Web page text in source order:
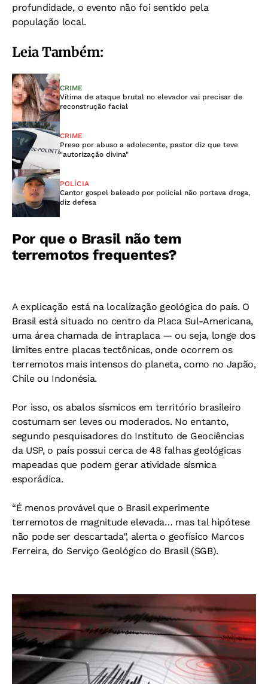
profundidade, o evento não foi sentido pela
população local.
Leia Também:
CRIME
Vítima de ataque brutal no elevador vai precisar de
reconstrução facial
CRIME
Preso por abuso a adolecente, pastor diz que teve
"autorização divina"
POLÍCIA
Cantor gospel baleado por policial não portava droga,
diz defesa
Por que o Brasil não tem
terremotos frequentes?
A explicação está na localização geológica do país. O
Brasil está situado no centro da Placa Sul-Americana,
uma área chamada de intraplaca — ou seja, longe dos
limites entre placas tectônicas, onde ocorrem os
terremotos mais intensos do planeta, como no Japão,
Chile ou Indonésia.
Por isso, os abalos sísmicos em território brasileiro
costumam ser leves ou moderados. No entanto,
segundo pesquisadores do Instituto de Geociências
da USP, o país possui cerca de 48 falhas geológicas
mapeadas que podem gerar atividade sísmica
esporádica.
“É menos provável que o Brasil experimente
terremotos de magnitude elevada… mas tal hipótese
não pode ser descartada”, alerta o geofísico Marcos
Ferreira, do Serviço Geológico do Brasil (SGB).